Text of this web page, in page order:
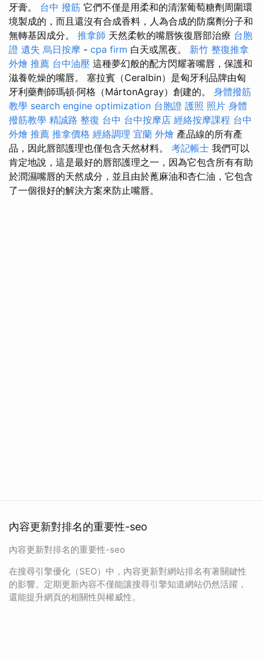
牙膏。 台中 撥筋 它們不僅是用柔和的清潔葡萄糖劑周圍環
境製成的，而且還沒有合成香料，人為合成的防腐劑分子和
無轉基因成分。 推拿師 天然柔軟的嘴唇恢復唇部治療 台胞
證 遺失 烏日按摩 - cpa firm 白天或黑夜。 新竹 整復推拿
外燴 推薦 台中油壓 這種夢幻般的配方閃耀著嘴唇，保護和
滋養乾燥的嘴唇。 塞拉賓（Ceralbin）是匈牙利品牌由匈
牙利藥劑師瑪頓·阿格（MártonAgray）創建的。 身體撥筋
教學 search engine optimization 台胞證 護照 照片 身體
撥筋教學 精誠路 整復 台中 台中按摩店 經絡按摩課程 台中
外燴 推薦 推拿價格 經絡調理 宜蘭 外燴 產品線的所有產
品，因此唇部護理也僅包含天然材料。 考記帳士 我們可以
肯定地說，這是最好的唇部護理之一，因為它包含所有有助
於潤濕嘴唇的天然成分，並且由於蓖麻油和杏仁油，它包含
了一個很好的解決方案來防止嘴唇。
內容更新對排名的重要性-seo
內容更新對排名的重要性-seo
在搜尋引擎優化（SEO）中，內容更新對網站排名有著關鍵性
的影響。定期更新內容不僅能讓搜尋引擎知道網站仍然活躍，
還能提升網頁的相關性與權威性。